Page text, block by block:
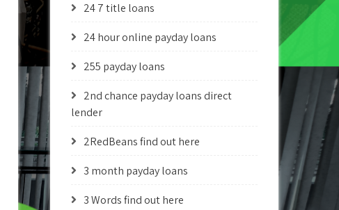
24 7 title loans
24 hour online payday loans
255 payday loans
2nd chance payday loans direct
lender
2RedBeans find out here
3 month payday loans
3 Words find out here